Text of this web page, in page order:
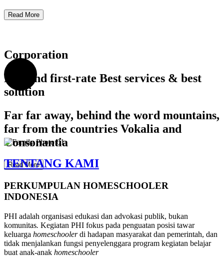
Read More
Corporation
Demand first-rate Best services & best
solution
Far far away, behind the word mountains,
far from the countries Vokalia and
Consonantia
Read More
TENTANG KAMI
PERKUMPULAN HOMESCHOOLER
INDONESIA
PHI adalah organisasi edukasi dan advokasi publik, bukan
komunitas. Kegiatan PHI fokus pada penguatan posisi tawar
keluarga homeschoolerdi hadapan masyarakat dan pemerintah, dan
tidak menjalankan fungsi penyelenggara program kegiatan belajar
buat anak-anak homeschooler